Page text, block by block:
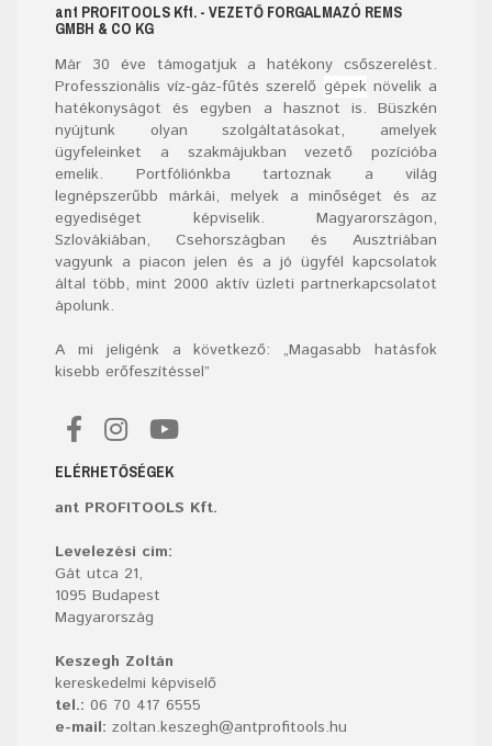
ant PROFITOOLS Kft. - VEZETŐ FORGALMAZÓ REMS
GMBH & CO KG
Már 30 éve támogatjuk a hatékony csőszerelést.
Professzionális víz-gáz-fűtés szerelő gépeknövelik a
hatékonyságot és egyben a hasznot is. Büszkén
nyújtunk olyan szolgáltatásokat, amelyek
ügyfeleinket a szakmájukban vezető pozícióba
emelik. Portfóliónkba tartoznak a világ
legnépszerűbb márkái, melyek a minőséget és az
egyediséget képviselik. Magyarországon,
Szlovákiában, Csehországban és Ausztriában
vagyunk a piacon jelen és a jó ügyfél kapcsolatok
által több, mint 2000 aktív üzleti partnerkapcsolatot
ápolunk.
A mi jeligénk a következő: „Magasabb hatásfok
kisebb erőfeszítéssel”
ELÉRHETŐSÉGEK
ant PROFITOOLS Kft.
Levelezési cím:
Gát utca 21,
1095 Budapest
Magyarország
Keszegh Zoltán
kereskedelmi képviselő
tel.: 06 70 417 6555
e-mail: zoltan.keszegh@antprofitools.hu